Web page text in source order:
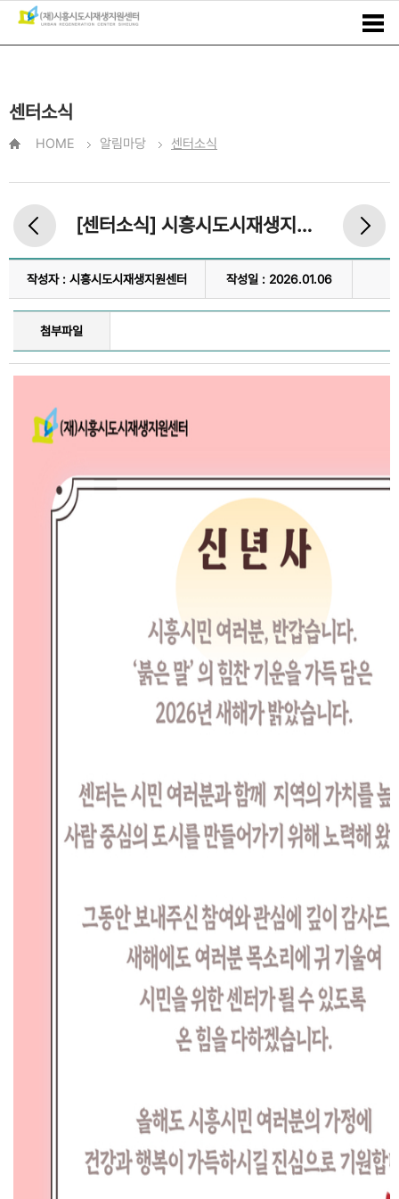
센터소식
HOME 알림마당 센터소식
[센터소식] 시흥시도시재생지원센터 2026 신년인사
작성자 : 시흥시도시재생지원센터 작성일 : 2026.01.06
첨부파일